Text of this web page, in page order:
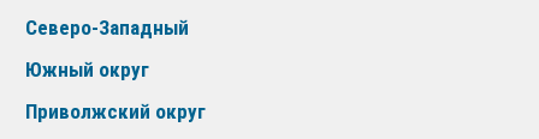
Северо-Западный
Южный округ
Приволжский округ